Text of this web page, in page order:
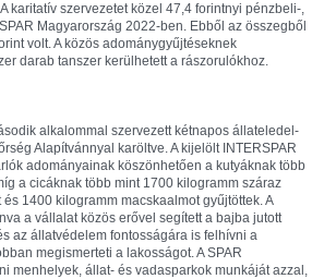
karitatív szervezetet közel 47,4 forintnyi pénzbeli-,
Magyarország 2022-ben. Ebből az összegből
volt. A közös adománygyűjtéseknek
darab tanszer kerülhetett a rászorulókhoz.
alkalommal szervezett kétnapos állateledel-
Alapítvánnyal karöltve. A kijelölt INTERSPAR
adományainak köszönhetően a kutyáknak több
a cicáknak több mint 1700 kilogramm száraz
1400 kilogramm macskaalmot gyűjtöttek. A
a vállalat közös erővel segített a bajba jutott
az állatvédelem fontosságára is felhívni a
megismerteti a lakosságot. A SPAR
menhelyek, állat- és vadasparkok munkáját azzal,